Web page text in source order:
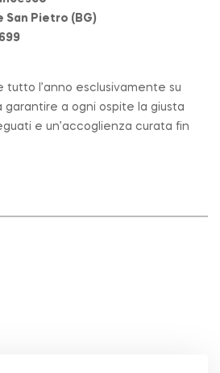
San Pietro (BG)
tutto l’anno esclusivamente su
garantire a ogni ospite la giusta
e un’accoglienza curata fin